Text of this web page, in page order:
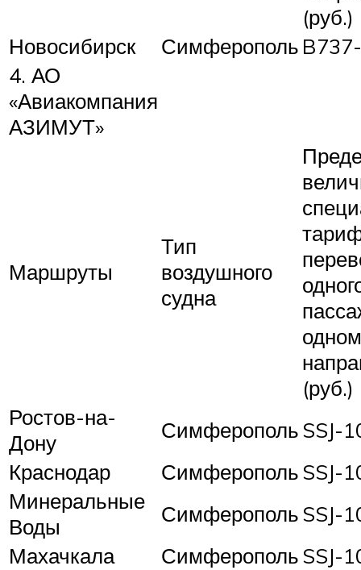
(руб.)
Новосибирск
Симферополь
4. АО
«Авиакомпания
АЗИМУТ»
Маршруты
Тип
воздушного
судна
одном
(руб.)
Ростов-на-
Дону
СимферопольSSJ-
Краснодар
СимферопольSSJ-
Минеральные
Воды
СимферопольSSJ-
Махачкала
СимферопольSSJ-